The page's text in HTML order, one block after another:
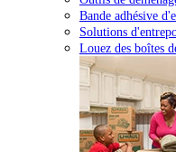
Bande adhésive
Solutions
Louez des boîtes